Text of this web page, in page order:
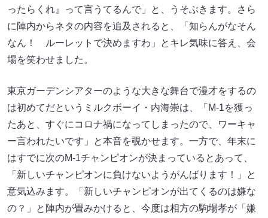
ったらくれ』って言うてるんで」と、うそぶきます。さら
に陣内からネタの内容を追及されると、「知らんがなそん
なん！ ルーレットで決めますわ」とキレ気味に答え、会
場を笑わせました。
東京ガーデンシアターのような大きな舞台で漫才をするの
は初めてだというミルクボーイ・内海崇は、「M-1を獲っ
たあと、すぐにコロナ禍になってしまったので、ワーキャ
ー言われたいです」と本音を覗かせます。一方で、年末に
はすでに次のM-1チャンピオンが決まっているとあって、
「新しいチャンピオンに負けないようがんばります！」と
意気込みます。「新しいチャンピオンが出てくるのは嫌な
の？」と陣内が畳みかけると、今度は相方の駒場孝が「嫌